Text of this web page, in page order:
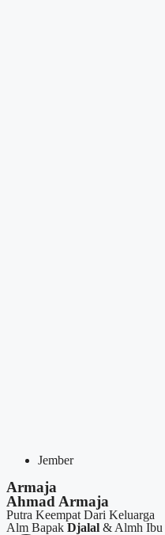
Jember
Armaja
Ahmad Armaja
Putra Keempat Dari Keluarga
Alm Bapak Djalal & Almh Ibu